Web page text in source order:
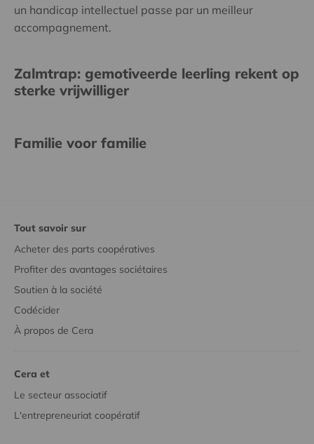
un handicap intellectuel passe par un meilleur
accompagnement.
Zalmtrap: gemotiveerde leerling rekent op
sterke vrijwilliger
Familie voor familie
Tout savoir sur
Acheter des parts coopératives
Profiter des avantages sociétaires
Soutien à la société
Codécider
À propos de Cera
Cera et
Le secteur associatif
L'entrepreneuriat coopératif